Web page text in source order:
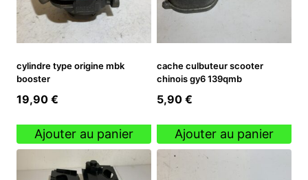
cylindre type origine mbk
booster
19,90 €
Ajouter au panier
cache culbuteur scooter
chinois gy6 139qmb
5,90 €
Ajouter au panier